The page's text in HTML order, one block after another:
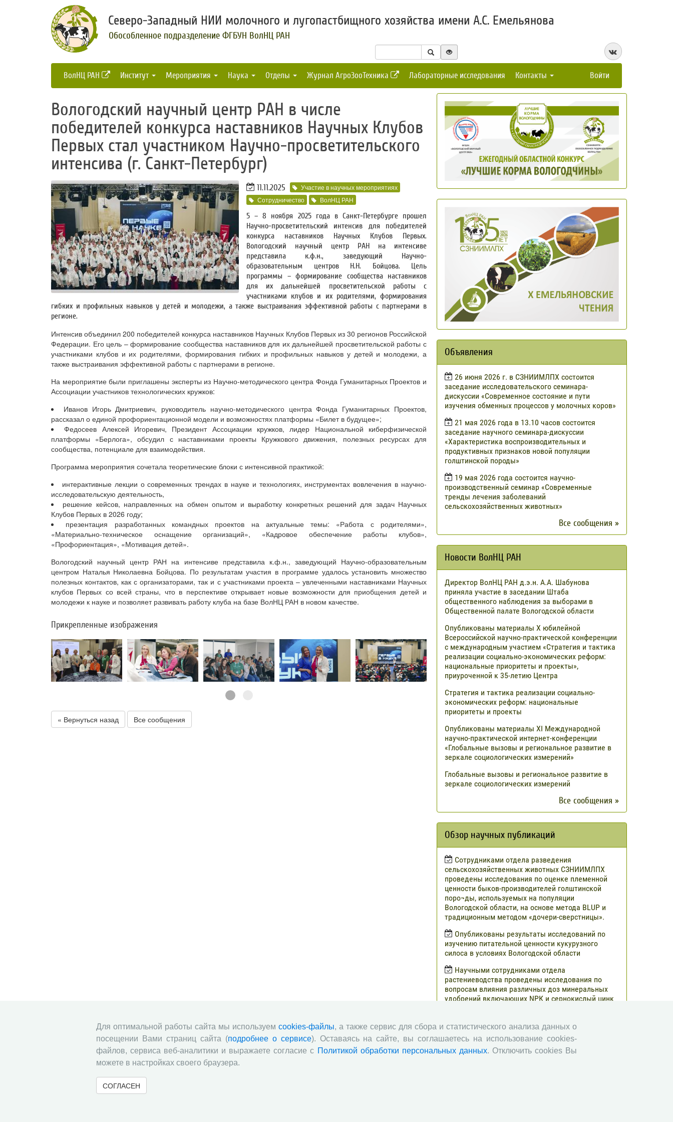
Северо-Западный НИИ молочного и лугопастбищного хозяйства имени А.С. Емельянова
Обособленное подразделение ФГБУН ВолНЦ РАН
ВолНЦ РАН Институт Мероприятия Наука Отделы Журнал АгроЗооТехника Лабораторные исследования Контакты Войти
Вологодский научный центр РАН в числе
победителей конкурса наставников Научных Клубов
Первых стал участником Научно-просветительского
интенсива (г. Санкт-Петербург)
11.11.2025
Участие в научных мероприятиях
Сотрудничество
ВолНЦ РАН
5 – 8 ноября 2025 года в Санкт-Петербурге прошел
Научно-просветительский интенсив для победителей
конкурса наставников Научных Клубов Первых.
Вологодский научный центр РАН на интенсиве
представила к.ф.н., заведующий Научно-
образовательным центров Н.Н. Бойцова. Цель
программы – формирование сообщества наставников
для их дальнейшей просветительской работы с
участниками клубов и их родителями, формирования
гибких и профильных навыков у детей и молодежи, а также выстраивания эффективной работы с партнерами в
регионе.
Интенсив объединил 200 победителей конкурса наставников Научных Клубов Первых из 30 регионов Российской
Федерации. Его цель – формирование сообщества наставников для их дальнейшей просветительской работы с
участниками клубов и их родителями, формирования гибких и профильных навыков у детей и молодежи, а
также выстраивания эффективной работы с партнерами в регионе.
На мероприятие были приглашены эксперты из Научно-методического центра Фонда Гуманитарных Проектов и
Ассоциации участников технологических кружков:
Иванов Игорь Дмитриевич, руководитель научно-методического центра Фонда Гуманитарных Проектов,
рассказал о единой профориентационной модели и возможностях платформы «Билет в будущее»;
Федосеев Алексей Игоревич, Президент Ассоциации кружков, лидер Национальной киберфизической
платформы «Берлога», обсудил с наставниками проекты Кружкового движения, полезных ресурсах для
сообщества, потенциале для взаимодействия.
Программа мероприятия сочетала теоретические блоки с интенсивной практикой:
интерактивные лекции о современных трендах в науке и технологиях, инструментах вовлечения в научно-
исследовательскую деятельность,
решение кейсов, направленных на обмен опытом и выработку конкретных решений для задач Научных
Клубов Первых в 2026 году;
презентация разработанных командных проектов на актуальные темы: «Работа с родителями»,
«Материально-техническое оснащение организаций», «Кадровое обеспечение работы клубов»,
«Профориентация», «Мотивация детей».
Вологодский научный центр РАН на интенсиве представила к.ф.н., заведующий Научно-образовательным
центром Наталья Николаевна Бойцова. По результатам участия в программе удалось установить множество
полезных контактов, как с организаторами, так и с участниками проекта – увлеченными наставниками Научных
клубов Первых со всей страны, что в перспективе открывает новые возможности для приобщения детей и
молодежи к науке и позволяет развивать работу клуба на базе ВолНЦ РАН в новом качестве.
Прикрепленные изображения
« Вернуться назад Все сообщения
Объявления
​26 июня 2026 г. в СЗНИИМЛПХ состоится
заседание исследовательского семинара-
дискуссии «Современное состояние и пути
изучения обменных процессов у молочных коров»
21 мая 2026 года в 13.10 часов состоится
заседание научного семинара-дискуссии
«Характеристика воспроизводительных и
продуктивных признаков новой популяции
голштинской породы»
19 мая 2026 года состоится научно-
производственный семинар «Современные
тренды лечения заболеваний
сельскохозяйственных животных»
Все сообщения »
Новости ВолНЦ РАН
Директор ВолНЦ РАН д.э.н. А.А. Шабунова
приняла участие в заседании Штаба
общественного наблюдения за выборами в
Общественной палате Вологодской области
Опубликованы материалы X юбилейной
Всероссийской научно-практической конференции
с международным участием «Стратегия и тактика
реализации социально-экономических реформ:
национальные приоритеты и проекты»,
приуроченной к 35-летию Центра
Стратегия и тактика реализации социально-
экономических реформ: национальные
приоритеты и проекты
Опубликованы материалы XI Международной
научно-практической интернет-конференции
«Глобальные вызовы и региональное развитие в
зеркале социологических измерений»
Глобальные вызовы и региональное развитие в
зеркале социологических измерений
Все сообщения »
Обзор научных публикаций
Сотрудниками отдела разведения
сельскохозяйственных животных СЗНИИМЛПХ
проведены исследования по оценке племенной
ценности быков-производителей голштинской
поро¬ды, используемых на популяции
Вологодской области, на основе метода BLUP и
традиционным методом «дочери-сверстницы».
Опубликованы результаты исследований по
изучению питательной ценности кукурузного
силоса в условиях Вологодской области
Научными сотрудниками отдела
растениеводства проведены исследования по
вопросам влияния различных доз минеральных
удобрений включающих NРК и сернокислый цинк
В журнале «Молочнохозяйственный вестник»
опубликованы результаты сравнительной оценки
зерносенажа в Вологодской области
Для оптимальной работы сайта мы используем cookies-файлы, а также сервис для сбора и статистического анализа данных о
посещении Вами страниц сайта (подробнее о сервисе). Оставаясь на сайте, вы соглашаетесь на использование cookies-
файлов, сервиса веб-аналитики и выражаете согласие с Политикой обработки персональных данных. Отключить cookies Вы
можете в настройках своего браузера.
СОГЛАСЕН